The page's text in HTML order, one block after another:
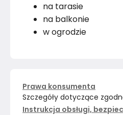
na tarasie
na balkonie
w ogrodzie
Prawa konsumenta
Szczegóły dotyczące
Instrukcja obsługi,